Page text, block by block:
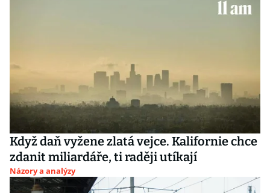
Když daň vyžene zlatá vejce. Kalifornie chce
zdanit miliardáře, ti raději utíkají
Názory a analýzy